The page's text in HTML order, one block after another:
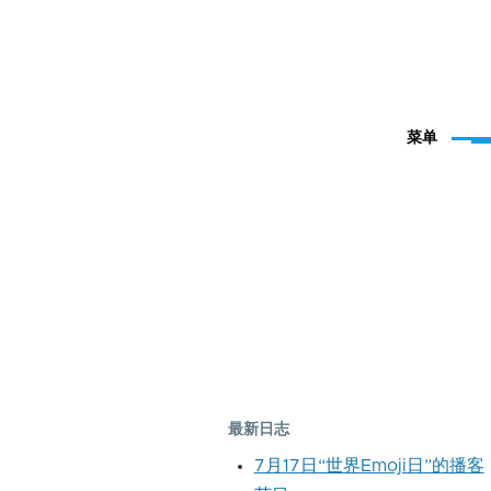
菜单
最新日志
7月17日“世界Emoji日”的播客